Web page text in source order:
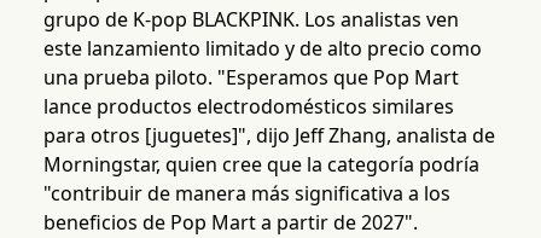
grupo de K-pop BLACKPINK. Los analistas ven
este lanzamiento limitado y de alto precio como
una prueba piloto. "Esperamos que Pop Mart
lance productos electrodomésticos similares
para otros [juguetes]", dijo Jeff Zhang, analista de
Morningstar, quien cree que la categoría podría
"contribuir de manera más significativa a los
beneficios de Pop Mart a partir de 2027".